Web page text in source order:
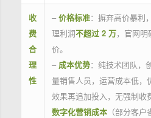
收
费
合
理
性
– 价格标准：摒弃高价暴利
理利润不超过 2 万，官网明
价。
– 成本优势：纯技术团队，
量销售人员，运营成本低，
效果再追加投入，无强制收
数字化营销成本（部分客户